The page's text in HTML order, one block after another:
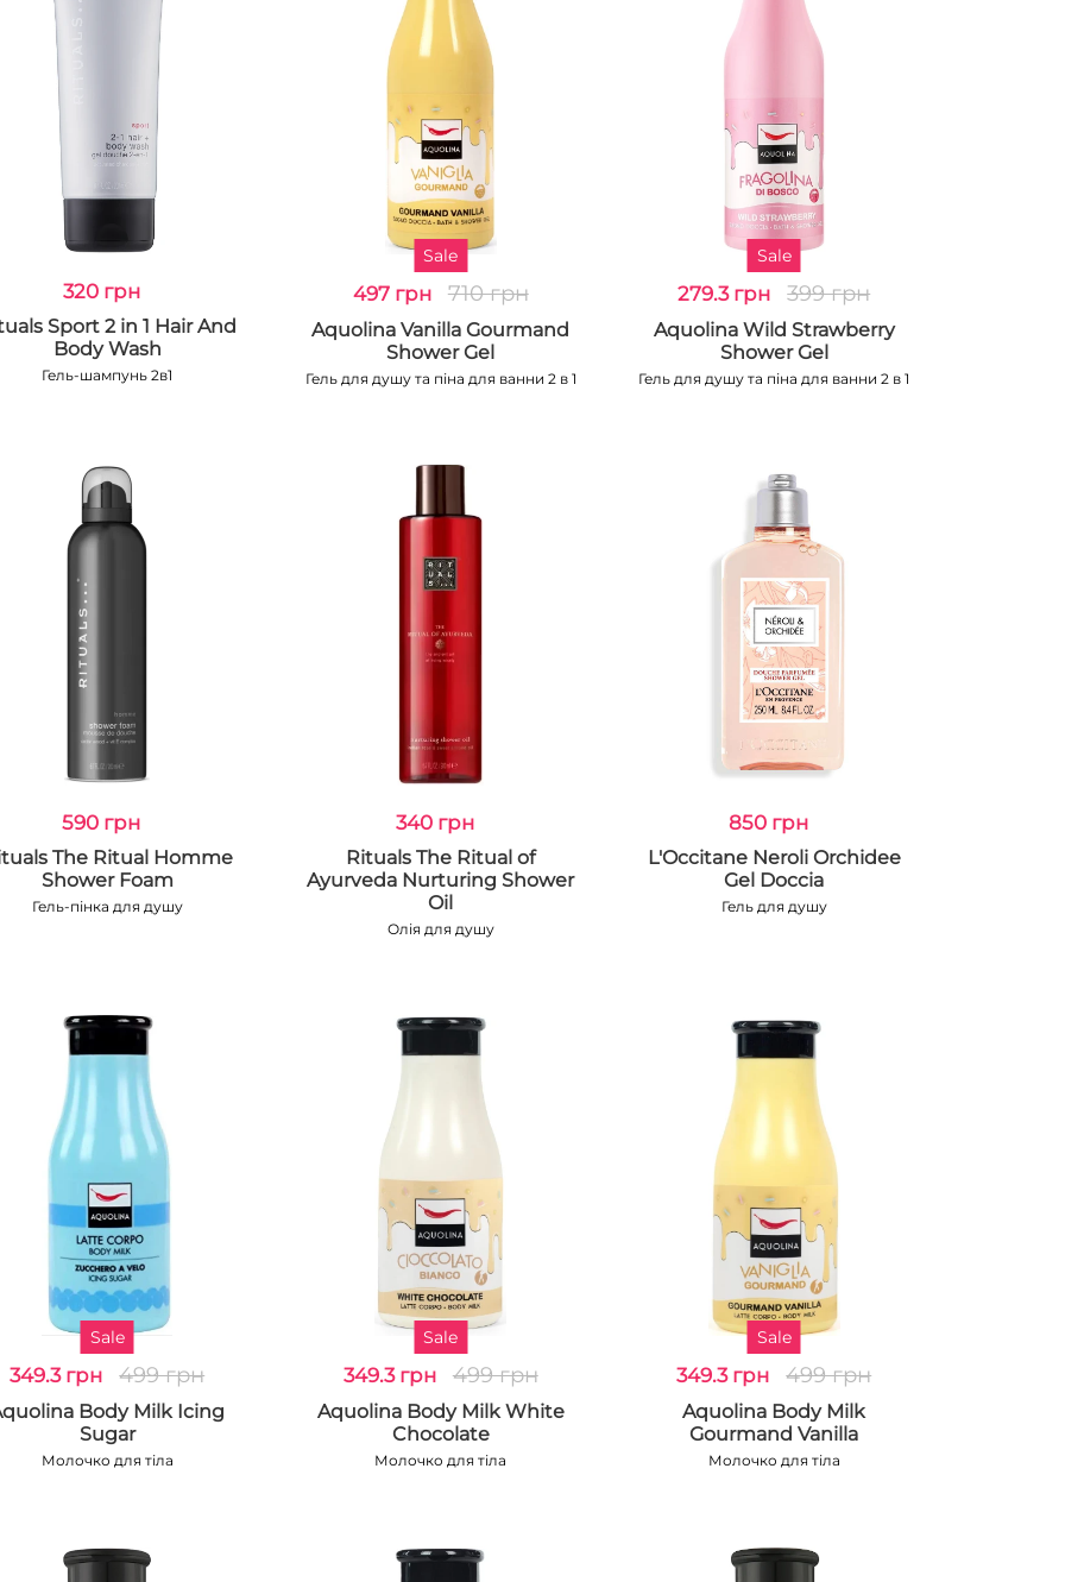
320 грн
Sport 2 in 1 Hair And
Body Wash
Гель-шампунь 2в1
Sale
497 грн 710 грн
Aquolina Vanilla Gourmand
Shower Gel
Гель для душу та піна для ванни 2 в 1
Sale
279.3 грн 399 грн
Aquolina Wild Strawberry
Shower Gel
Гель для душу та піна для ванни 2 в 1
590 грн
The Ritual Homme
Shower Foam
Гель-пінка для душу
340 грн
Rituals The Ritual of
Ayurveda Nurturing Shower
Oil
Олія для душу
850 грн
L'Occitane Neroli Orchidee
Gel Doccia
Гель для душу
Sale
349.3 грн 499 грн
Body Milk Icing
Sugar
Молочко для тіла
Sale
349.3 грн 499 грн
Aquolina Body Milk White
Chocolate
Молочко для тіла
Sale
349.3 грн 499 грн
Aquolina Body Milk
Gourmand Vanilla
Молочко для тіла